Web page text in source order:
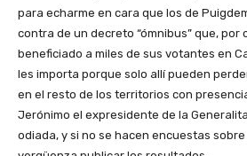
para echarme en cara que los de
contra de un decreto “ómnibus” que, por
beneficiado a miles de sus votantes en
les importa porque solo allí pueden
en el resto de los territorios con
Jerónimo el expresidente de la
odiada, y si no se hacen encuestas